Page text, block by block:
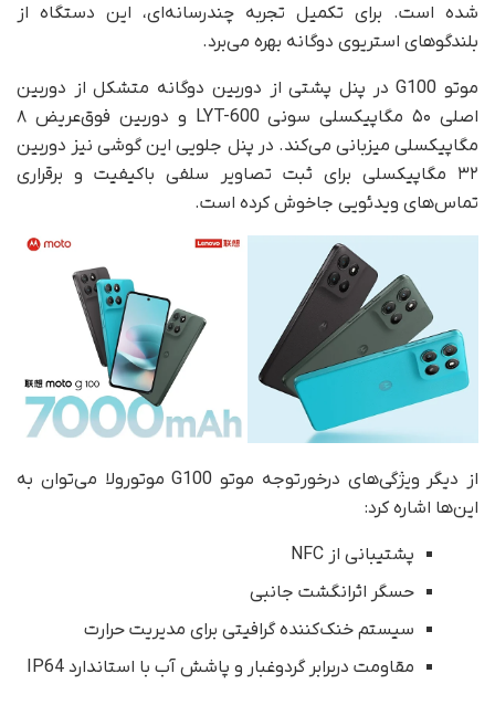
شده است. برای تکمیل تجربه چندرسانه‌ای، این دستگاه از
بلندگوهای استریوی دوگانه بهره می‌برد.
موتو G100 در پنل پشتی از دوربین دوگانه متشکل از دوربین
اصلی ۵۰ مگاپیکسلی سونی LYT-600 و دوربین فوق‌عریض ۸
مگاپیکسلی میزبانی می‌کند. در پنل جلویی این گوشی نیز دوربین
۳۲ مگاپیکسلی برای ثبت تصاویر سلفی باکیفیت و برقراری
تماس‌های ویدئویی جاخوش کرده است.
از دیگر ویژگی‌های درخورتوجه موتو G100 موتورولا می‌توان به
این‌ها اشاره کرد:
پشتیبانی از NFC
حسگر اثرانگشت جانبی
سیستم خنک‌کننده گرافیتی برای مدیریت حرارت
مقاومت دربرابر گرد‌و‌غبار و پاشش آب با استاندارد IP64